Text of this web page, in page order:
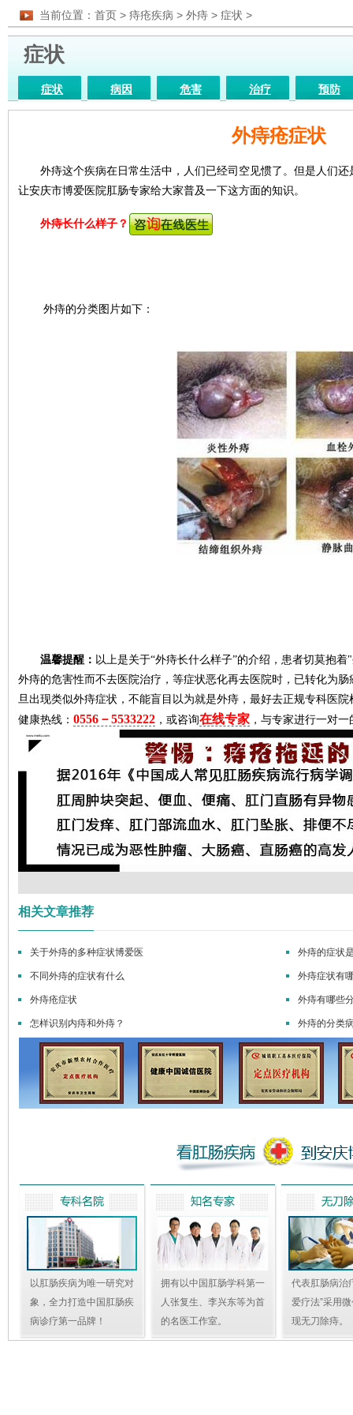
当前位置： 首页 > 痔疮疾病 > 外痔 > 症状 >
症状
症状 病因 危害 治疗 预防
外痔疮症状
外痔这个疾病在日常生活中，人们已经司空见惯了。但是人们还
让安庆市博爱医院肛肠专家给大家普及一下这方面的知识。
外痔长什么样子？
外痔的分类图片如下：
温馨提醒： 以上是关于“外痔长什么样子”的介绍，患者切莫抱
外痔的危害性而不去医院治疗，等症状恶化再去医院时，已转化为
旦出现类似外痔症状，不能盲目以为就是外痔，最好去正规专科医
健康热线： 0556－5533222 ，或咨询在线专家 ，与专家进行一对
相关文章推荐
关于外痔的多种症状博爱医 外痔的症状
不同外痔的症状有什么 外痔症状有
外痔疮症状 外痔有哪些
怎样识别内痔和外痔？ 外痔的分类
以肛肠疾病为唯一研究对
象，全力打造中国肛肠疾
病诊疗第一品牌！
拥有以中国肛肠学科第一
人张复生、李兴东等为首
的名医工作室。
代表肛肠病治
爱疗法”采用
现无刀除痔。
海...[详细]